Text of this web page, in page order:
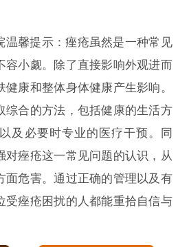
温馨提示：痤疮虽然是一种常见
容小觑。除了直接影响外观进而
康和整体身体健康产生影响。
综合的方法，包括健康的生活方
及必要时专业的医疗干预。同
对痤疮这一常见问题的认识，从
面危害。通过正确的管理以及有
受痤疮困扰的人都能重拾自信与